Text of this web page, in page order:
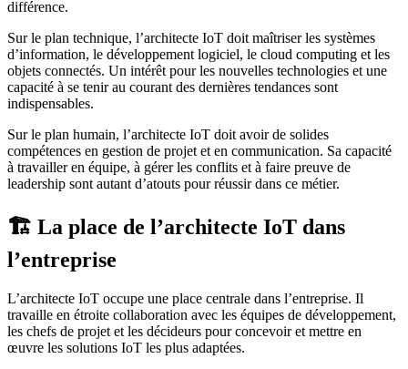
différence.
Sur le plan technique, l’architecte IoT doit maîtriser les systèmes
d’information, le développement logiciel, le cloud computing et les
objets connectés. Un intérêt pour les nouvelles technologies et une
capacité à se tenir au courant des dernières tendances sont
indispensables.
Sur le plan humain, l’architecte IoT doit avoir de solides
compétences en gestion de projet et en communication. Sa capacité
à travailler en équipe, à gérer les conflits et à faire preuve de
leadership sont autant d’atouts pour réussir dans ce métier.
🏗️ La place de l’architecte IoT dans
l’entreprise
L’architecte IoT occupe une place centrale dans l’entreprise. Il
travaille en étroite collaboration avec les équipes de développement,
les chefs de projet et les décideurs pour concevoir et mettre en
œuvre les solutions IoT les plus adaptées.